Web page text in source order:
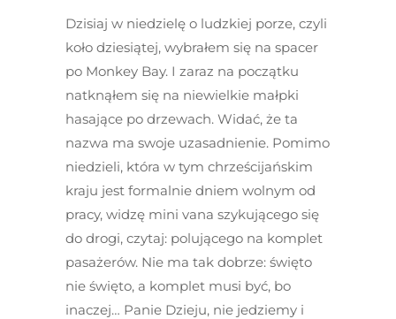
Dzisiaj w niedzielę o ludzkiej porze, czyli
koło dziesiątej, wybrałem się na spacer
po Monkey Bay. I zaraz na początku
natknąłem się na niewielkie małpki
hasające po drzewach. Widać, że ta
nazwa ma swoje uzasadnienie. Pomimo
niedzieli, która w tym chrześcijańskim
kraju jest formalnie dniem wolnym od
pracy, widzę mini vana szykującego się
do drogi, czytaj: polującego na komplet
pasażerów. Nie ma tak dobrze: święto
nie święto, a komplet musi być, bo
inaczej… Panie Dzieju, nie jedziemy i